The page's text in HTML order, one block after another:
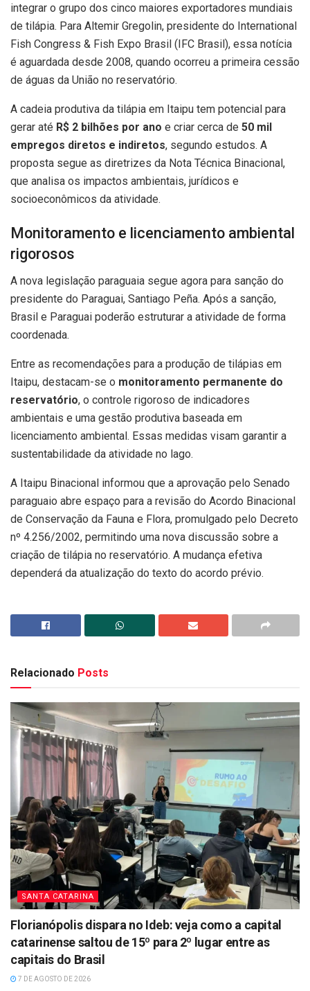
integrar o grupo dos cinco maiores exportadores mundiais
de tilápia. Para Altemir Gregolin, presidente do International
Fish Congress & Fish Expo Brasil (IFC Brasil), essa notícia
é aguardada desde 2008, quando ocorreu a primeira cessão
de águas da União no reservatório.
A cadeia produtiva da tilápia em Itaipu tem potencial para
gerar até R$ 2 bilhões por ano e criar cerca de 50 mil
empregos diretos e indiretos, segundo estudos. A
proposta segue as diretrizes da Nota Técnica Binacional,
que analisa os impactos ambientais, jurídicos e
socioeconômicos da atividade.
Monitoramento e licenciamento ambiental
rigorosos
A nova legislação paraguaia segue agora para sanção do
presidente do Paraguai, Santiago Peña. Após a sanção,
Brasil e Paraguai poderão estruturar a atividade de forma
coordenada.
Entre as recomendações para a produção de tilápias em
Itaipu, destacam-se o monitoramento permanente do
reservatório, o controle rigoroso de indicadores
ambientais e uma gestão produtiva baseada em
licenciamento ambiental. Essas medidas visam garantir a
sustentabilidade da atividade no lago.
A Itaipu Binacional informou que a aprovação pelo Senado
paraguaio abre espaço para a revisão do Acordo Binacional
de Conservação da Fauna e Flora, promulgado pelo Decreto
nº 4.256/2002, permitindo uma nova discussão sobre a
criação de tilápia no reservatório. A mudança efetiva
dependerá da atualização do texto do acordo prévio.
Relacionado Posts
SANTA CATARINA
Florianópolis dispara no Ideb: veja como a capital
catarinense saltou de 15º para 2º lugar entre as
capitais do Brasil
7 DE AGOSTO DE 2026